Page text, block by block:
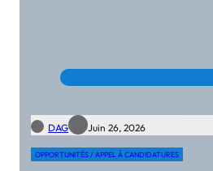
DAG Juin 26, 2026
OPPORTUNITÉS / APPEL À CANDIDATURES